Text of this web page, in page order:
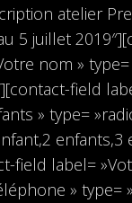
atelier
5 juillet
nom » type=
field
» type=
enfants,3
field label=
» type=